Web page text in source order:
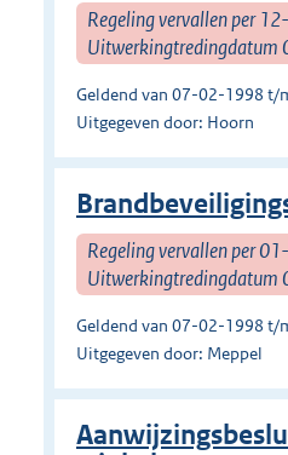
Regeling vervallen per
Geldend van 07-02-1998 t/
Uitgegeven door: Hoorn
Regeling vervallen per
Geldend van 07-02-1998 t/
Uitgegeven door: Meppel